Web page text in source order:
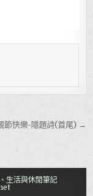
節快樂-隱題詩(首尾) →
活與休閒筆記